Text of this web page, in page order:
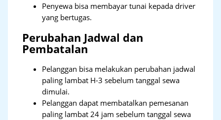
Penyewa bisa membayar tunai kepada driver
yang bertugas.
Perubahan Jadwal dan
Pembatalan
Pelanggan bisa melakukan perubahan jadwal
paling lambat H-3 sebelum tanggal sewa
dimulai.
Pelanggan dapat membatalkan pemesanan
paling lambat 24 jam sebelum tanggal sewa